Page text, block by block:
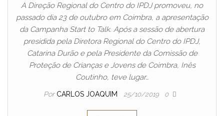
A Direção Regional do Centro do IPDJ promoveu, no
passado dia 23 de outubro em Coimbra, a apresentação
da Campanha Start to Talk. Após a sessão de abertura
presidida pela Diretora Regional do Centro do IPDJ,
Catarina Durão e pela Presidente da Comissão de
Proteção de Crianças e Jovens de Coimbra, Inês
Coutinho, teve lugar…
Por CARLOS JOAQUIM 25/10/2019 0